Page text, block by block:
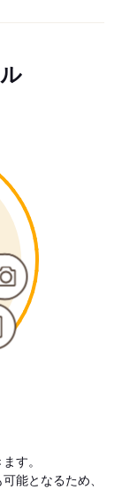
す。
能となるため、